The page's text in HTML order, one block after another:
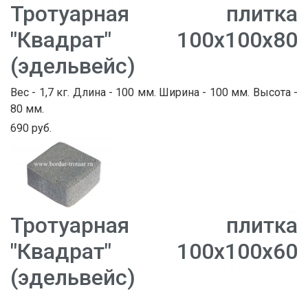
Тротуарная плитка
"Квадрат" 100х100х80
(эдельвейс)
Вес - 1,7 кг. Длина - 100 мм. Ширина - 100 мм. Высота -
80 мм.
690 руб.
Тротуарная плитка
"Квадрат" 100х100х60
(эдельвейс)